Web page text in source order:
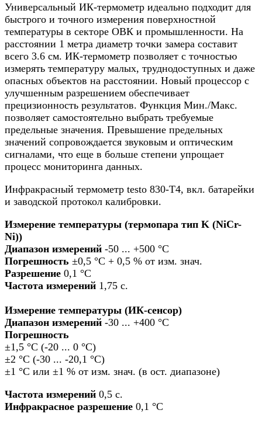
Универсальный ИК-термометр идеально подходит для
быстрого и точного измерения поверхностной
температуры в секторе ОВК и промышленности. На
расстоянии 1 метра диаметр точки замера составит
всего 3.6 см. ИК-термометр позволяет с точностью
измерять температуру малых, труднодоступных и даже
опасных объектов на расстоянии. Новый процессор с
улучшенным разрешением обеспечивает
прецизионность результатов. Функция Мин./Макс.
позволяет самостоятельно выбрать требуемые
предельные значения. Превышение предельных
значений сопровождается звуковым и оптическим
сигналами, что еще в больше степени упрощает
процесс мониторинга данных.
Инфракрасный термометр testo 830-T4, вкл. батарейки
и заводской протокол калибровки.
Измерение температуры (термопара тип K (NiCr-
Ni))
Диапазон измерений -50 ... +500 °C
Погрешность ±0,5 °C + 0,5 % от изм. знач.
Разрешение 0,1 °C
Частота измерений 1,75 с.
Измерение температуры (ИК-сенсор)
Диапазон измерений -30 ... +400 °C
Погрешность
±1,5 °C (-20 ... 0 °C)
±2 °C (-30 ... -20,1 °C)
±1 °C или ±1 % от изм. знач. (в ост. диапазоне)
Частота измерений 0,5 с.
Инфракрасное разрешение 0,1 °C